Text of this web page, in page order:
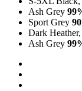
Ash Grey
Sport Grey
Dark
Ash Grey